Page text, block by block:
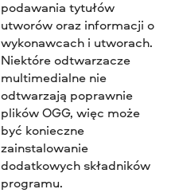
podawania tytułów
utworów oraz informacji o
wykonawcach i utworach.
Niektóre odtwarzacze
multimedialne nie
odtwarzają poprawnie
plików OGG, więc może
być konieczne
zainstalowanie
dodatkowych składników
programu.